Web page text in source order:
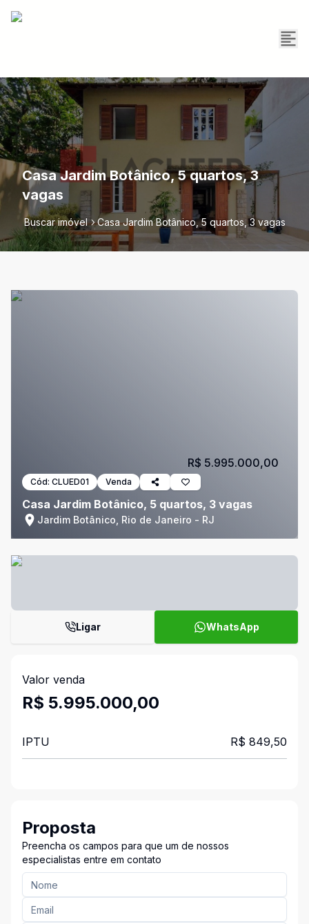
Casa Jardim Botânico, 5 quartos, 3
vagas
Buscar imóvel Casa Jardim Botânico, 5 quartos, 3 vagas
Cód: CLUED01 Venda
Casa Jardim Botânico, 5 quartos, 3 vagas
Jardim Botânico, Rio de Janeiro - RJ
R$ 5.995.000,00
Ligar WhatsApp
Valor venda
R$ 5.995.000,00
IPTU R$ 849,50
Proposta
Preencha os campos para que um de nossos
especialistas entre em contato